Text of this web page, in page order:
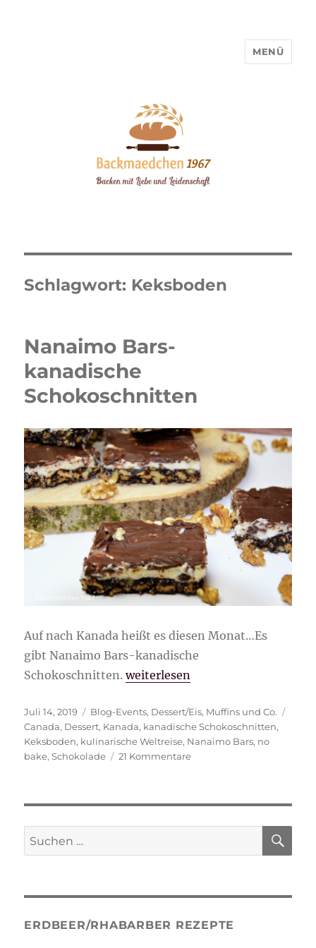
MENÜ
Schlagwort: Keksboden
Nanaimo Bars-
kanadische
Schokoschnitten
Auf nach Kanada heißt es diesen Monat…Es
gibt Nanaimo Bars-kanadische
Schokoschnitten.„Nanaimo Bars-kanadische
weiterlesen
Veröffentlicht
am
Juli 14, 2019 Kategorien
Blog-Events, Dessert/Eis, Muffins und Co.
Canada, Dessert, Kanada, kanadische Schokoschnitten,
Keksboden, kulinarische Weltreise, Nanaimo Bars, no
bake,Schokolade 21 Kommentarezu
Suche
nach:
ERDBEER/RHABARBER REZEPTE